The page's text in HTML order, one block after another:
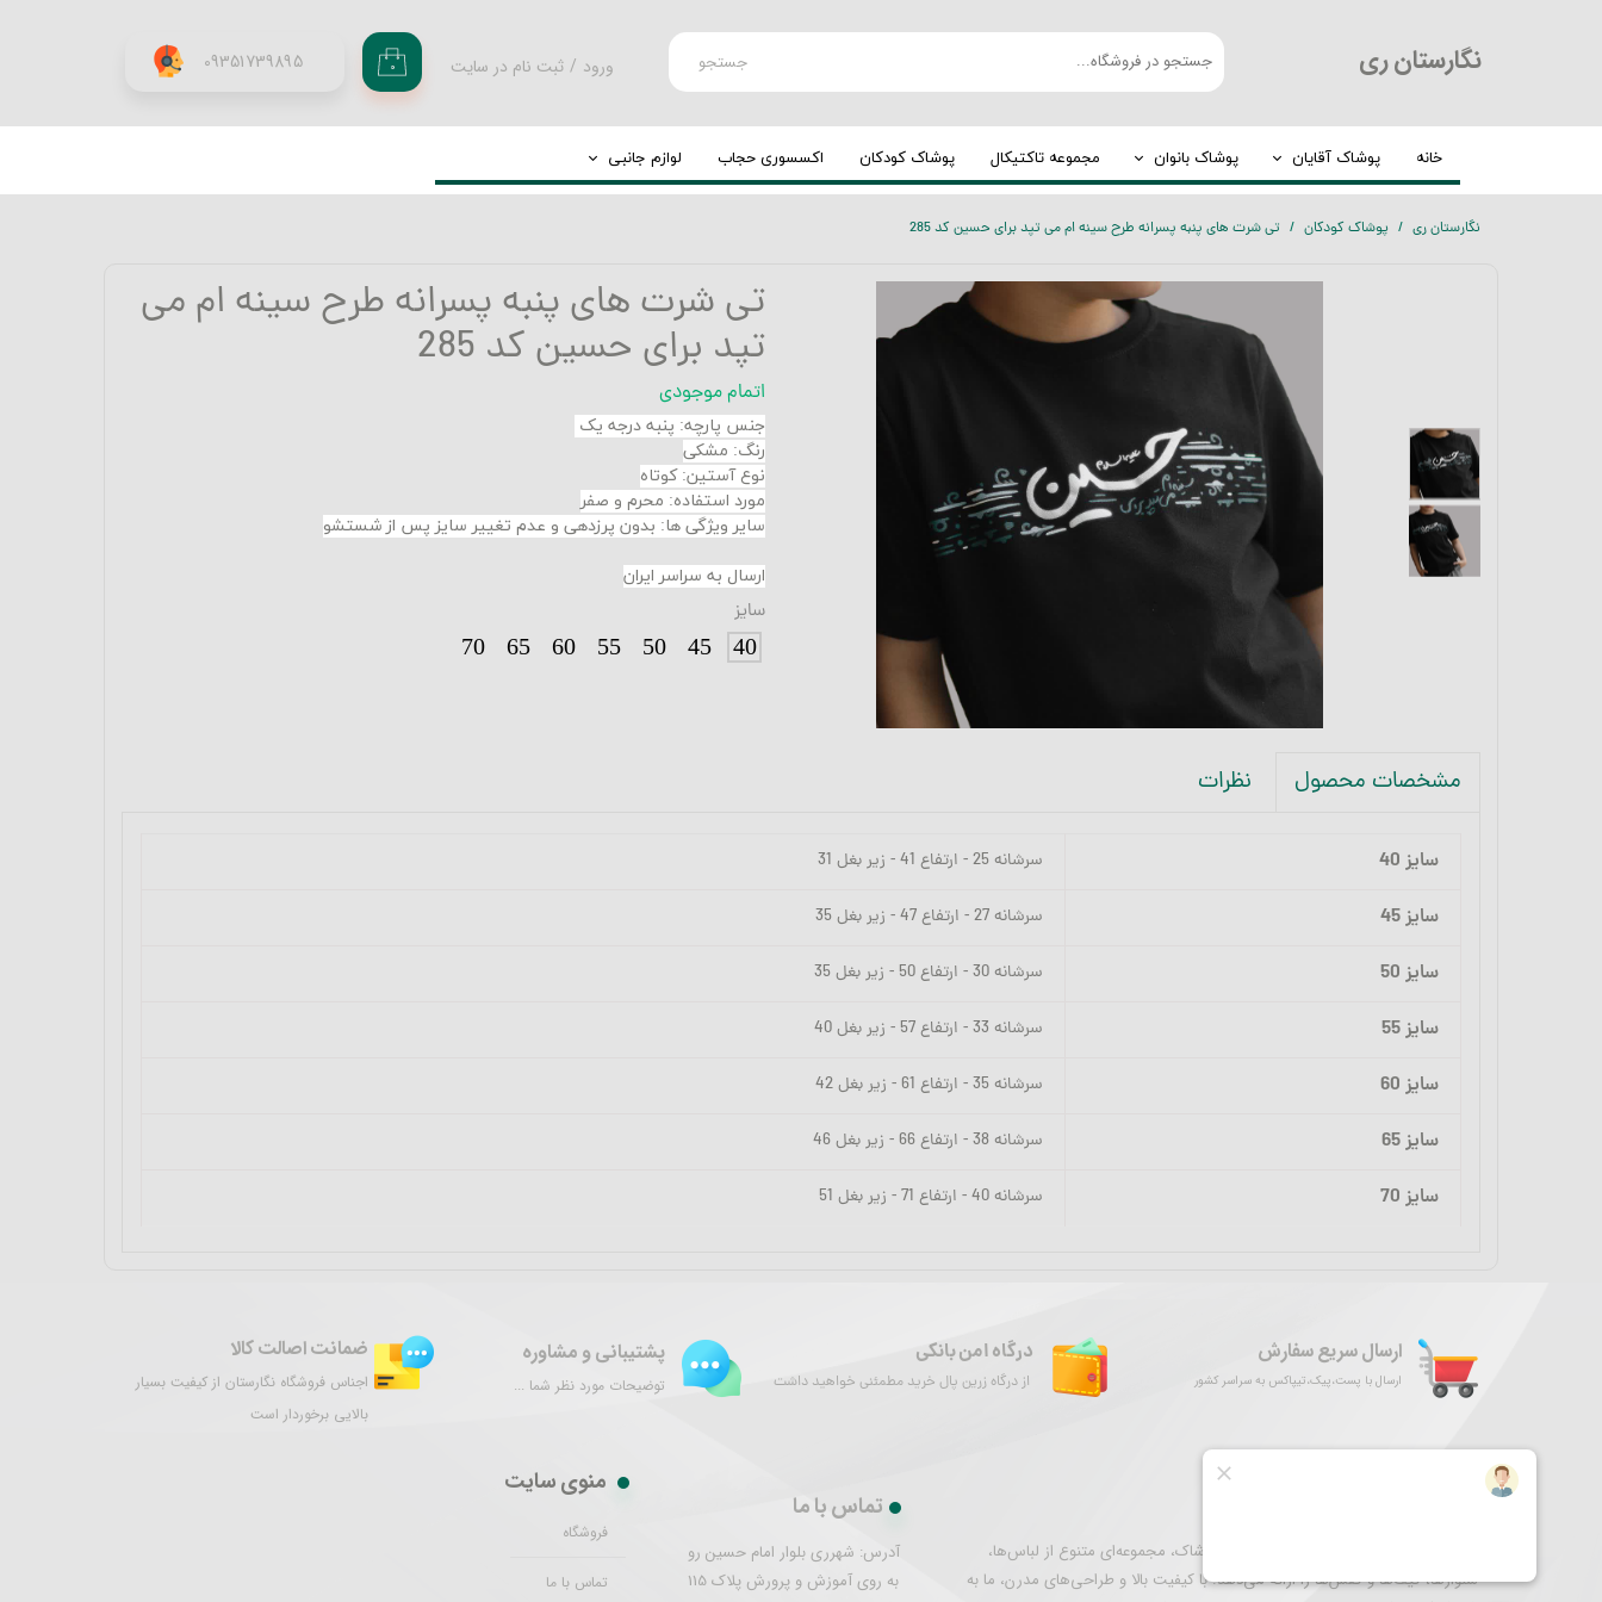
​نگارستان ری 09351739895 جستجو ۰ ورود / ثبت نام در سایت
سفارشات
خانه پوشاک آقایان پوشاک بانوان مجموعه تاکتیکال پوشاک کودکان اکسسوری حجاب لوازم جانبی
نگارستان ری پوشاک کودکان تی شرت های پنبه پسرانه طرح سینه ام می تپد برای حسین کد 285
تی شرت های پنبه پسرانه طرح سینه ام می
تپد برای حسین کد 285
اتمام موجودی
جنس پارچه: پنبه درجه یک
رنگ: مشکی
نوع آستین: کوتاه
مورد استفاده: محرم و صفر
سایر ویژگی ها: بدون پرزدهی و عدم تغییر سایز پس از شستشو
ارسال به سراسر ایران
سایز
40
45
50
55
60
65
70
مشخصات محصول نظرات
سایز 40 سرشانه 25 - ارتفاع 41 - زیر بغل 31
سایز 45 سرشانه 27 - ارتفاع 47 - زیر بغل 35
سایز 50 سرشانه 30 - ارتفاع 50 - زیر بغل 35
سایز 55 سرشانه 33 - ارتفاع 57 - زیر بغل 40
سایز 60 سرشانه 35 - ارتفاع 61 - زیر بغل 42
سایز 65 سرشانه 38 - ارتفاع 66 - زیر بغل 46
سایز 70 سرشانه 40 - ارتفاع 71 - زیر بغل 51
ضمانت اصالت کالا
اجناس فروشگاه نگارستان از کیفیت بسیار
بالایی برخوردار است
ارسال سریع سفارش
ارسال با پست،پیک،تیپاکس به سراسر کشور
درگاه امن بانکی
از درگاه زرین پال خرید مطمئنی خواهید داشت
پشتیبانی و مشاوره
توضیحات مورد نظر شما ...
نگارستان ری به عنوان مقصدی برای خرید پوشاک، مجموعه‌ای متنوع از لباس‌ها،
شلوارها، کیف‌ها و کفش‌ها را ارائه می‌دهد. با کیفیت بالا و طراحی‌های مدرن، ما به
تماس با ما
آدرس: شهرری بلوار امام حسین رو
به روی آموزش و پرورش پلاک 115
منوی سایت
فروشگاه
تماس با ما